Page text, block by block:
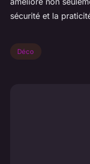
sécurité et la
Déco